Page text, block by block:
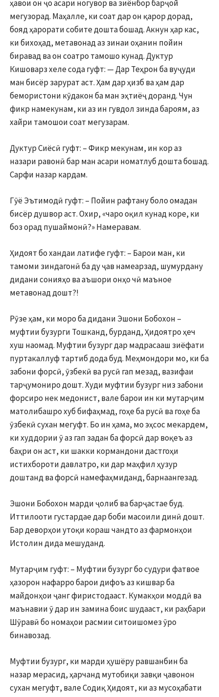
ҳавои он ҷо асари ногувор ва зиёнбор барҷой
мегузорад. Маҳалле, ки соат дар он қарор дорад,
бояд ҳарорати собите дошта бошад. Акнун ҳар кас,
ки бихоҳад, метавонад аз зинаи оҳанин пойин
биравад ва он соатро тамошо кунад. Дуктур
Кишоварз хеле сода гуфт: — Дар Теҳрон ба вуҷуди
ман бисёр зарурат аст. Ҳам дар ҳизб ва ҳам дар
бемористони кӯдакон ба ман эҳтиёҷ доранд. Чун
фикр намекунам, ки аз ин гувдол зинда бароям, аз
хайри тамошои соат мегузарам.
Дуктур Сиёсӣ гуфт: – Фикр мекунам, ин кор аз
назари равонӣ бар ман асари номатлуб дошта бошад.
Сарфи назар кардам.
Гӯё Эътимодӣ гуфт: – Пойин рафтану боло омадан
бисёр душвор аст. Охир, «чаро оқил кунад коре, ки
боз орад пушаймонӣ?» Намеравам.
Ҳидоят бо хандаи латифе гуфт: – Барои ман, ки
тамоми зиндагонӣ ба ду ҷав намеарзад, шумурдану
дидани сонияҳо ва аъшори онҳо чӣ маъное
метавонад дошт?!
Рӯзе ҳам, ки моро ба дидани Эшони Бобохон –
муфтии бузурги Тошканд, бурданд, Ҳидоятро ҳеч
хуш наомад. Муфтии бузург дар мадрасааш зиёфати
пуртакаллуф тартиб дода буд. Меҳмондори мо, ки ба
забони форсӣ, ӯзбекӣ ва русӣ гап мезад, вазифаи
тарҷумониро дошт. Худи муфтии бузург низ забони
форсиро нек медонист, вале барои ин ки мутарҷим
матолибашро хуб бифаҳмад, гоҳе ба русӣ ва гоҳе ба
ӯзбекӣ сухан мегуфт. Бо ин ҳама, мо эҳсос мекардем,
ки худдории ӯ аз гап задан ба форсӣ дар воқеъ аз
баҳри он аст, ки шакки кормандони дастгоҳи
истихбороти давлатро, ки дар маҳфил ҳузур
доштанд ва форсӣ намефаҳмиданд, барнаангезад.
Эшони Бобохон марди ҷолиб ва барҷастае буд.
Иттилооти густардае дар боби масоили динӣ дошт.
Бар деворҳои утоқи кораш чандто аз фармонҳои
Истолин дида мешуданд.
Мутарҷим гуфт: – Муфтии бузург бо судури фатвое
ҳазорон нафарро барои дифоъ аз кишвар ба
майдонҳои ҷанг фиристодааст. Кумакҳои моддӣ ва
маънавии ӯ дар ин замина боис шудааст, ки раҳбари
Шӯравӣ бо номаҳои расмии ситоишомез ӯро
бинавозад.
Муфтии бузург, ки марди ҳушёру равшанбин ба
назар мерасид, ҳарчанд мутобиқи завқи ҷавонон
сухан мегуфт, вале Содиқ Ҳидоят, ки аз мусоҳабати